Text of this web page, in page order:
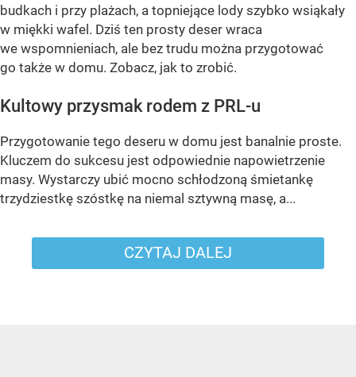
budkach i przy plażach, a topniejące lody szybko wsiąkały
w miękki wafel. Dziś ten prosty deser wraca
we wspomnieniach, ale bez trudu można przygotować
go także w domu. Zobacz, jak to zrobić.
Kultowy przysmak rodem z PRL-u
Przygotowanie tego deseru w domu jest banalnie proste.
Kluczem do sukcesu jest odpowiednie napowietrzenie
masy. Wystarczy ubić mocno schłodzoną śmietankę
trzydziestkę szóstkę na niemal sztywną masę, a...
CZYTAJ DALEJ